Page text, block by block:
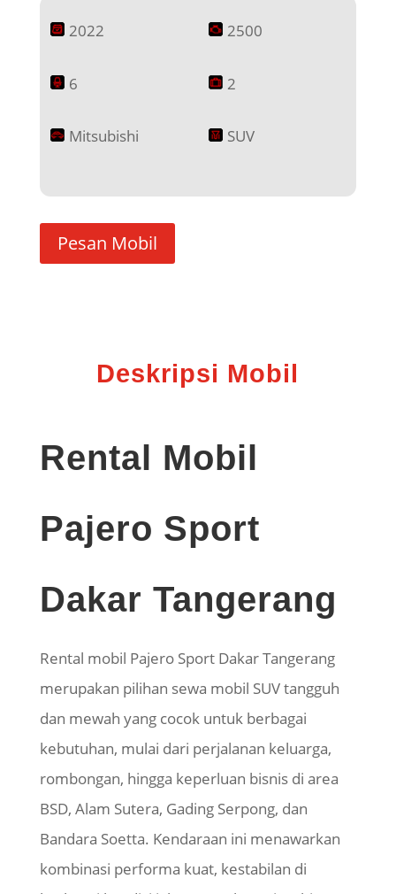
2022 2500
6 2
Mitsubishi SUV
Pesan Mobil
Deskripsi Mobil
Rental Mobil
Pajero Sport
Dakar Tangerang
Rental mobil Pajero Sport Dakar Tangerang
merupakan pilihan sewa mobil SUV tangguh
dan mewah yang cocok untuk berbagai
kebutuhan, mulai dari perjalanan keluarga,
rombongan, hingga keperluan bisnis di area
BSD, Alam Sutera, Gading Serpong, dan
Bandara Soetta. Kendaraan ini menawarkan
kombinasi performa kuat, kestabilan di